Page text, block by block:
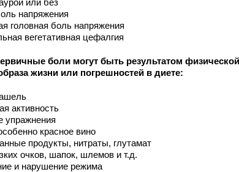
или без
напряжения
головная боль напряжения
вегетативная цефалгия
боли могут быть результатом физической
жизни или погрешностей в диете:
активность
упражнения
красное вино
продукты, нитраты, глутамат
очков, шапок, шлемов и т.д.
и нарушение режима